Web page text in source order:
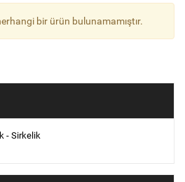
bir ürün bulunamamıştır.
- Sirkelik